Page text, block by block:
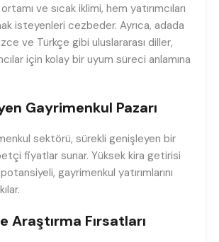
ve sıcak iklimi, hem yatırımcıları
isteyenleri cezbeder. Ayrıca, adada
ve Türkçe gibi uluslararası diller,
için kolay bir uyum süreci anlamına
Gayrimenkul Pazarı
sektörü, sürekli genişleyen bir
fiyatlar sunar. Yüksek kira getirisi
gayrimenkul yatırımlarını
Araştırma Fırsatları